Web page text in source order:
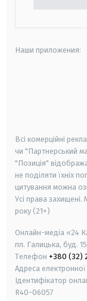
Наши приложения:
Всі комерційні
чи "Партнерський
"Позиція"
не поділяти їхніх
цитування можна
Усі права захищені.
року (21+)
Онлайн-медіа «24
пл. Галицька, буд.
Телефон +380 (32)
Адреса
Ідентифікатор
R40-06057